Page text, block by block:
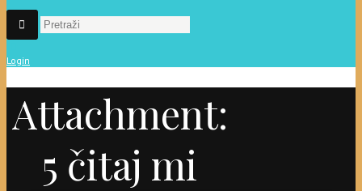
Login
Attachment:
5 čitaj mi